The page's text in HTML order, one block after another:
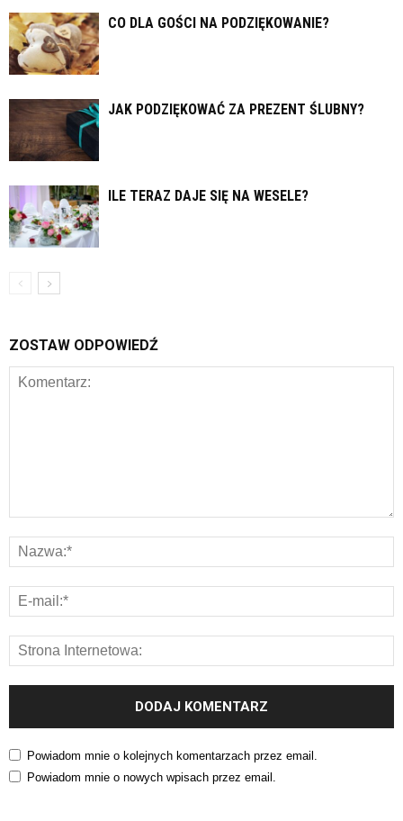
CO DLA GOŚCI NA PODZIĘKOWANIE?
JAK PODZIĘKOWAĆ ZA PREZENT ŚLUBNY?
ILE TERAZ DAJE SIĘ NA WESELE?
ZOSTAW ODPOWIEDŹ
Powiadom mnie o kolejnych komentarzach przez email.
Powiadom mnie o nowych wpisach przez email.